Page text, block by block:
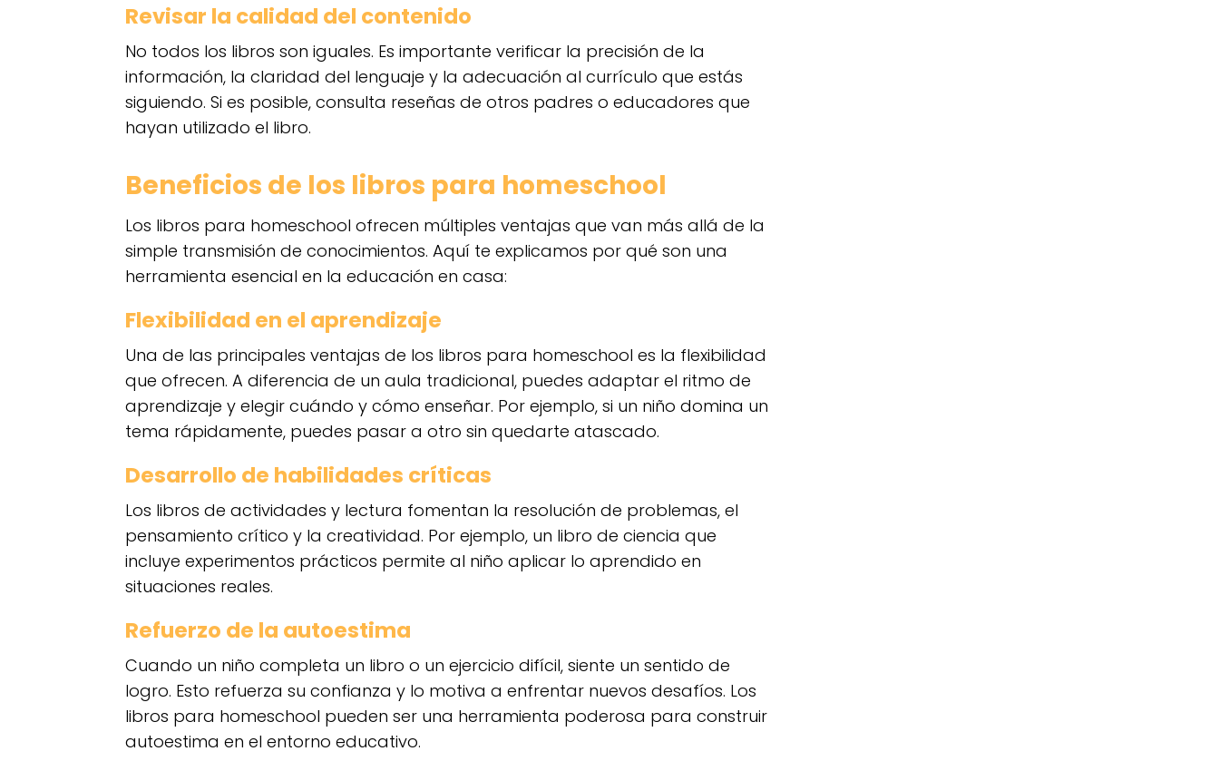
Revisar la calidad del contenido
No todos los libros son iguales. Es importante verificar la precisión de la
información, la claridad del lenguaje y la adecuación al currículo que estás
siguiendo. Si es posible, consulta reseñas de otros padres o educadores que
hayan utilizado el libro.
Beneficios de los libros para homeschool
Los libros para homeschool ofrecen múltiples ventajas que van más allá de la
simple transmisión de conocimientos. Aquí te explicamos por qué son una
herramienta esencial en la educación en casa:
Flexibilidad en el aprendizaje
Una de las principales ventajas de los libros para homeschool es la flexibilidad
que ofrecen. A diferencia de un aula tradicional, puedes adaptar el ritmo de
aprendizaje y elegir cuándo y cómo enseñar. Por ejemplo, si un niño domina un
tema rápidamente, puedes pasar a otro sin quedarte atascado.
Desarrollo de habilidades críticas
Los libros de actividades y lectura fomentan la resolución de problemas, el
pensamiento crítico y la creatividad. Por ejemplo, un libro de ciencia que
incluye experimentos prácticos permite al niño aplicar lo aprendido en
situaciones reales.
Refuerzo de la autoestima
Cuando un niño completa un libro o un ejercicio difícil, siente un sentido de
logro. Esto refuerza su confianza y lo motiva a enfrentar nuevos desafíos. Los
libros para homeschool pueden ser una herramienta poderosa para construir
autoestima en el entorno educativo.